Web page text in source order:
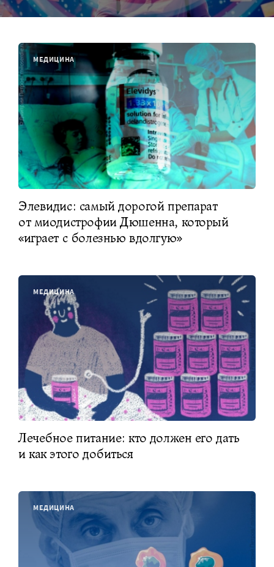
МЕДИЦИНА
Элевидис: самый дорогой препарат
от миодистрофии Дюшенна, который
«играет с болезнью вдолгую»
МЕДИЦИНА
Лечебное питание: кто должен его дать
и как этого добиться
МЕДИЦИНА